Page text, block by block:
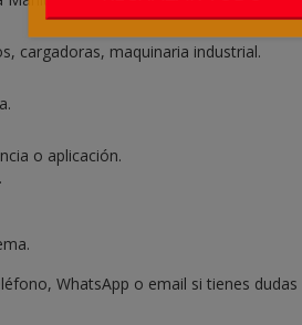
cargadoras, maquinaria industrial.
o aplicación.
WhatsApp o email si tienes